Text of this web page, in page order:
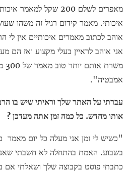
מאפרים לשלם 200 שקל
אוהב לכתוב מאמרים איכותיים אין לי
אני אוהב לראיין בעלי מקצוע ואז הם
אמבטיה".
עברתי על האתר שלך וראיתי שיש בו
אותו מחדש. כל כמה זמן אתה מעדכן ?
"כשיש לי זמן אני מעלה כל יום מאמר
בשבוע. האמת בהתחלה לא חשבתי
כתבתי פוסט בקבוצה שלך ושאלתי אם